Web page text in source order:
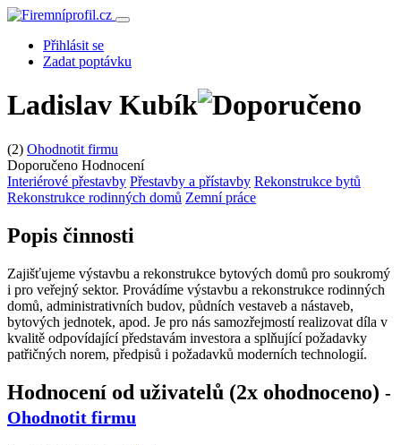
Přihlásit se
Zadat poptávku
Ladislav Kubík
(2) Ohodnotit firmu
Doporučeno Hodnocení
Interiérové přestavby Přestavby a přístavby Rekonstrukce bytů
Rekonstrukce rodinných domů Zemní práce
Popis činnosti
Zajišťujeme výstavbu a rekonstrukce bytových domů pro soukromý
i pro veřejný sektor. Provádíme výstavbu a rekonstrukce rodinných
domů, administrativních budov, půdních vestaveb a nástaveb,
bytových jednotek, apod. Je pro nás samozřejmostí realizovat díla v
kvalitě odpovídající představám investora a splňující požadavky
patřičných norem, předpisů i požadavků moderních technologií.
Hodnocení od uživatelů (2x ohodnoceno) -
Ohodnotit firmu